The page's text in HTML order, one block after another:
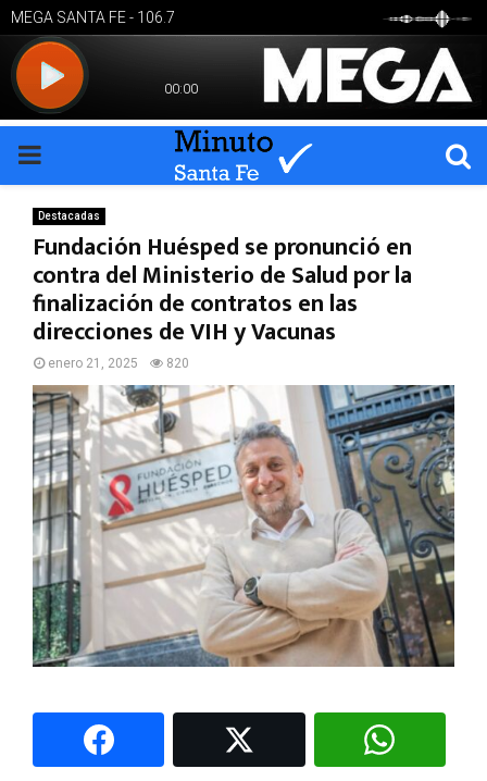
PRIMARY
MENU
Destacadas
Fundación Huésped se pronunció en
contra del Ministerio de Salud por la
finalización de contratos en las
direcciones de VIH y Vacunas
enero 21, 2025 820